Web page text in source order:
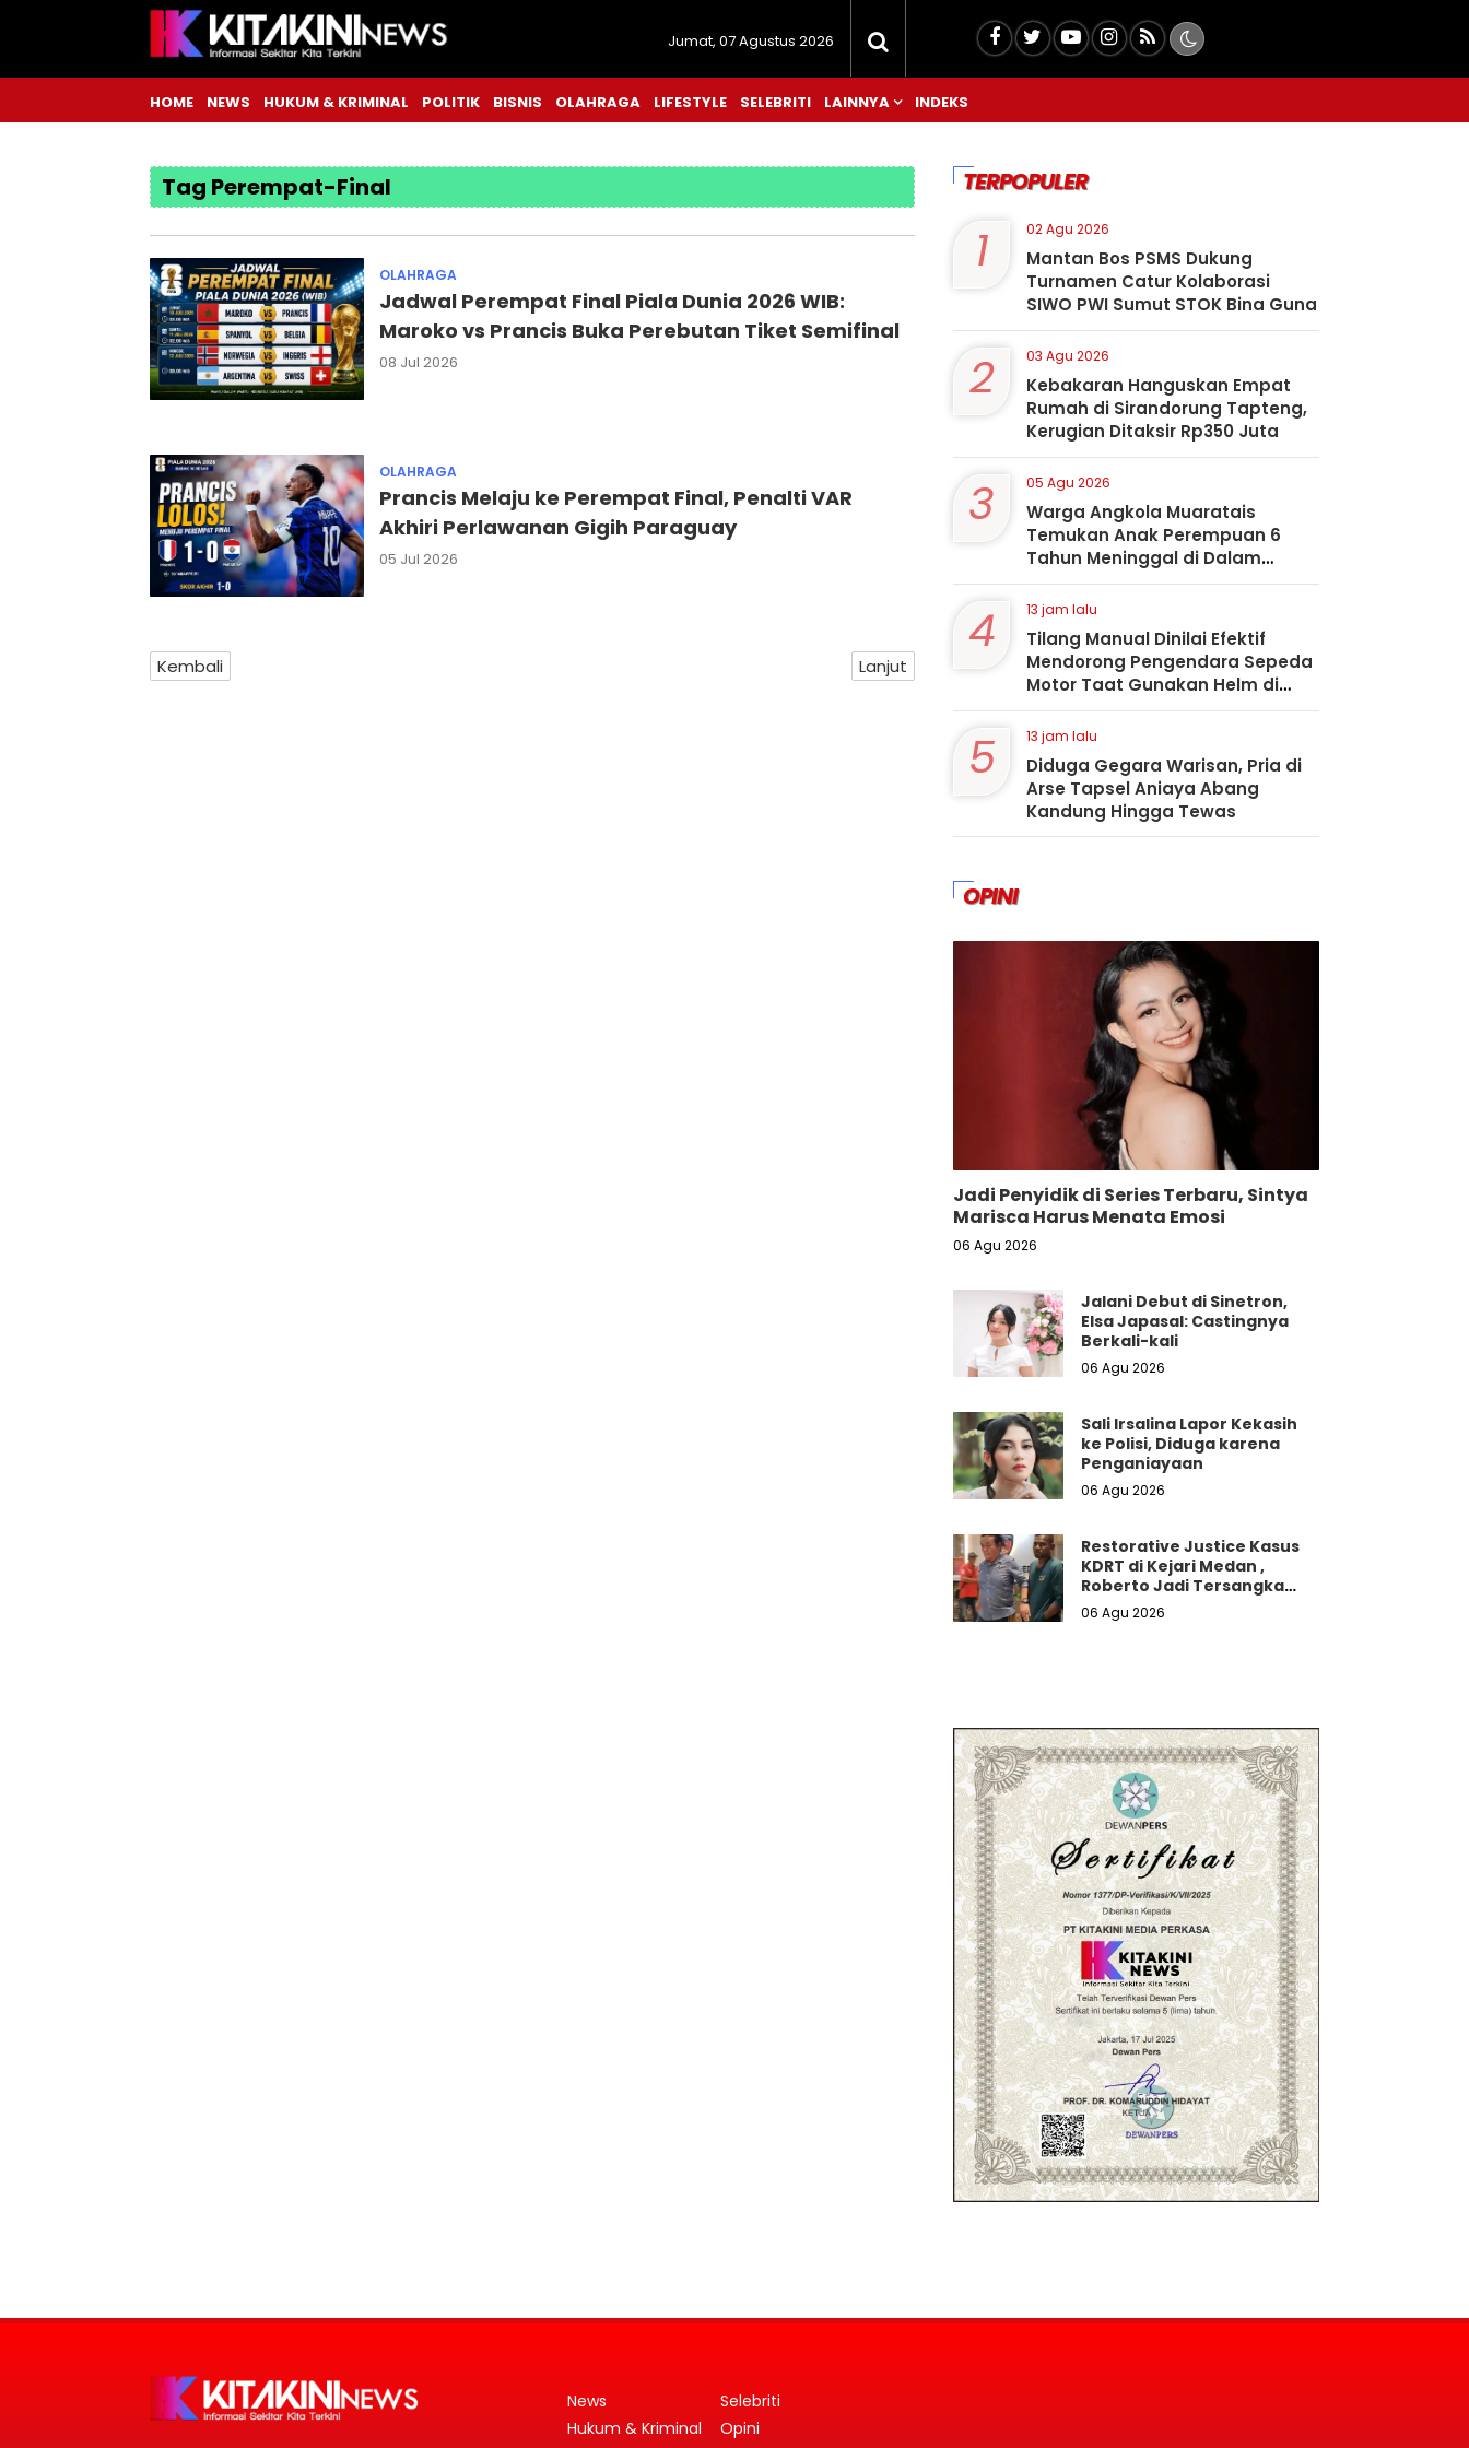
Jumat, 07 Agustus 2026
HOME NEWS HUKUM & KRIMINAL POLITIK BISNIS OLAHRAGA LIFESTYLE SELEBRITI LAINNYA INDEKS
Tag Perempat-Final
OLAHRAGA
Jadwal Perempat Final Piala Dunia 2026 WIB:
Maroko vs Prancis Buka Perebutan Tiket Semifinal
08 Jul 2026
OLAHRAGA
Prancis Melaju ke Perempat Final, Penalti VAR
Akhiri Perlawanan Gigih Paraguay
05 Jul 2026
Kembali Lanjut
TERPOPULER
1 02 Agu 2026
Mantan Bos PSMS Dukung
Turnamen Catur Kolaborasi
SIWO PWI Sumut STOK Bina Guna
2 03 Agu 2026
Kebakaran Hanguskan Empat
Rumah di Sirandorung Tapteng,
Kerugian Ditaksir Rp350 Juta
3 05 Agu 2026
Warga Angkola Muaratais
Temukan Anak Perempuan 6
Tahun Meninggal di Dalam
Sumur
4 13 jam lalu
Tilang Manual Dinilai Efektif
Mendorong Pengendara Sepeda
Motor Taat Gunakan Helm di
Kota Padangsidimpuan
5 13 jam lalu
Diduga Gegara Warisan, Pria di
Arse Tapsel Aniaya Abang
Kandung Hingga Tewas
OPINI
Jadi Penyidik di Series Terbaru, Sintya
Marisca Harus Menata Emosi
06 Agu 2026
Jalani Debut di Sinetron,
Elsa Japasal: Castingnya
Berkali-kali
06 Agu 2026
Sali Irsalina Lapor Kekasih
ke Polisi, Diduga karena
Penganiayaan
06 Agu 2026
Restorative Justice Kasus
KDRT di Kejari Medan ,
Roberto Jadi Tersangka
Kasus Pengancaman di
Aceh
06 Agu 2026
News
Hukum & Kriminal
Selebriti
Opini